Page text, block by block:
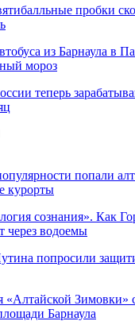
пробки
из Барнаула в
мороз
теперь
попали
курорты
сознания». Как
через водоемы
попросили
«Алтайской Зимовки»
Барнаула